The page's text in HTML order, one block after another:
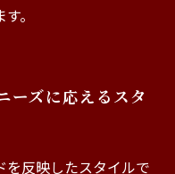
。
ーズに応えるスタ
反映したスタイルで